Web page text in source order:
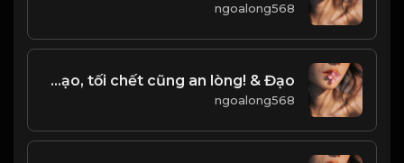
ngoalong568
Sáng được nghe đạo, tối chết cũng an lòng! & Đạo
ngoalong568